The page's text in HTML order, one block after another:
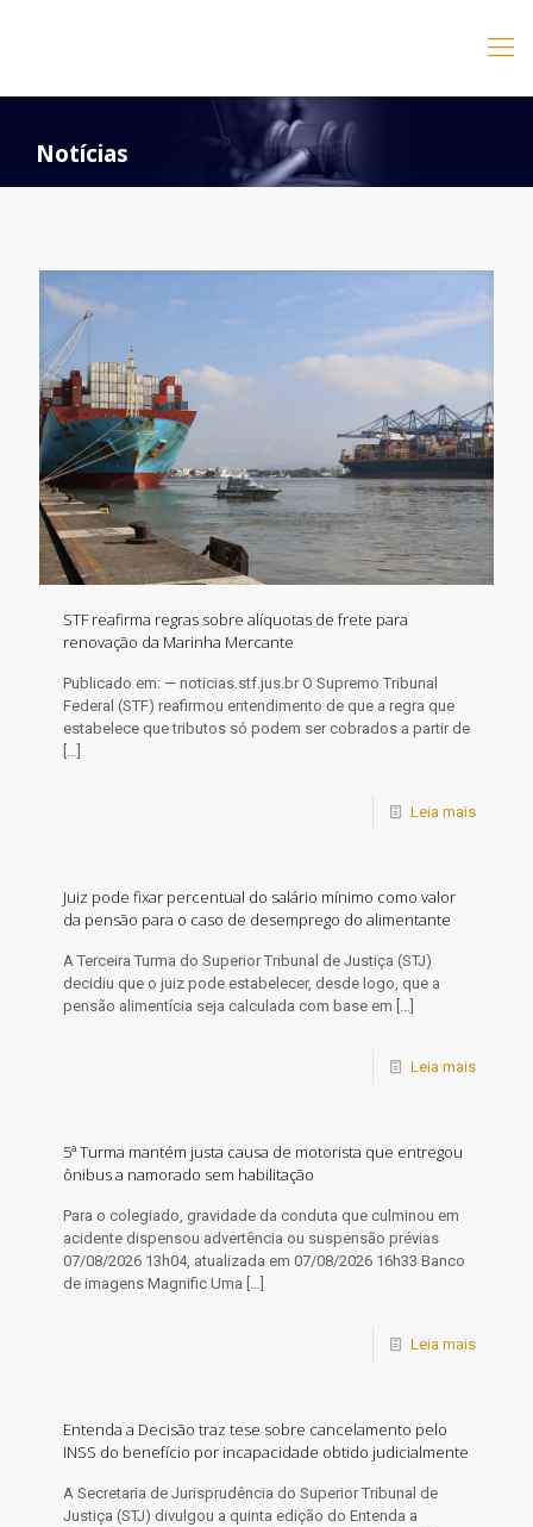
Notícias
STF reafirma regras sobre alíquotas de frete para
renovação da Marinha Mercante
Publicado em: — noticias.stf.jus.br O Supremo Tribunal
Federal (STF) reafirmou entendimento de que a regra que
estabelece que tributos só podem ser cobrados a partir de
[…]
Leia mais
Juiz pode fixar percentual do salário mínimo como valor
da pensão para o caso de desemprego do alimentante
​A Terceira Turma do Superior Tribunal de Justiça (STJ)
decidiu que o juiz pode estabelecer, desde logo, que a
pensão alimentícia seja calculada com base em […]
Leia mais
5ª Turma mantém justa causa de motorista que entregou
ônibus a namorado sem habilitação
Para o colegiado, gravidade da conduta que culminou em
acidente dispensou advertência ou suspensão prévias
07/08/2026 13h04, atualizada em 07/08/2026 16h33 Banco
de imagens Magnific Uma […]
Leia mais
Entenda a Decisão traz tese sobre cancelamento pelo
INSS do benefício por incapacidade obtido judicialmente
A Secretaria de Jurisprudência do Superior Tribunal de
Justiça (STJ) divulgou a quinta edição do Entenda a